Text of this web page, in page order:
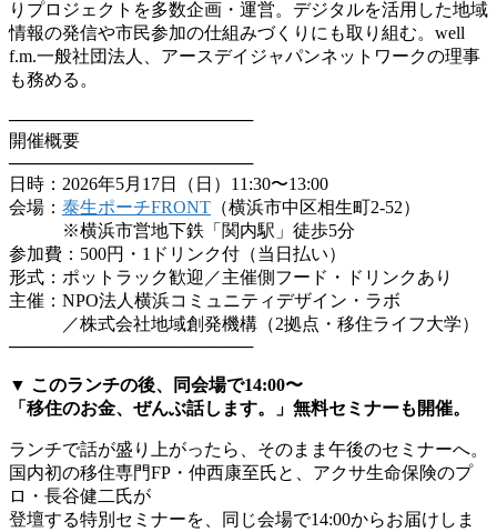
りプロジェクトを多数企画・運営。デジタルを活用した地域
情報の発信や市民参加の仕組みづくりにも取り組む。well
f.m.一般社団法人、アースデイジャパンネットワークの理事
も務める。
────────────────────
開催概要
────────────────────
日時：2026年5月17日（日）11:30〜13:00
会場： 泰生ポーチFRONT （横浜市中区相生町2-52）
※横浜市営地下鉄「関内駅」徒歩5分
参加費：500円・1ドリンク付（当日払い）
形式：ポットラック歓迎／主催側フード・ドリンクあり
主催：NPO法人横浜コミュニティデザイン・ラボ
／株式会社地域創発機構（2拠点・移住ライフ大学）
────────────────────
▼ このランチの後、同会場で14:00〜
「移住のお金、ぜんぶ話します。」無料セミナーも開催。
ランチで話が盛り上がったら、そのまま午後のセミナーへ。
国内初の移住専門FP・仲西康至氏と、アクサ生命保険のプ
ロ・長谷健二氏が
登壇する特別セミナーを、同じ会場で14:00からお届けしま